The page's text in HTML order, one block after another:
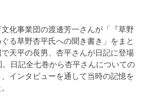
化事業団の渡邊芳一さんが「『草野
る草野杏平氏への聞き書き」をまと
天平の長男、杏平さんが日記に登場
日記全七巻から杏平さんについての
インタビューを通して当時の記憶を